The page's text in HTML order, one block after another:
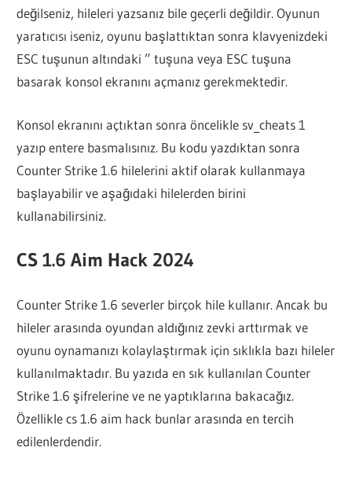
değilseniz, hileleri yazsanız bile geçerli değildir. Oyunun
yaratıcısı iseniz, oyunu başlattıktan sonra klavyenizdeki
ESC tuşunun altındaki ” tuşuna veya ESC tuşuna
basarak konsol ekranını açmanız gerekmektedir.
Konsol ekranını açtıktan sonra öncelikle sv_cheats 1
yazıp entere basmalısınız. Bu kodu yazdıktan sonra
Counter Strike 1.6 hilelerini aktif olarak kullanmaya
başlayabilir ve aşağıdaki hilelerden birini
kullanabilirsiniz.
CS 1.6 Aim Hack 2024
Counter Strike 1.6 severler birçok hile kullanır. Ancak bu
hileler arasında oyundan aldığınız zevki arttırmak ve
oyunu oynamanızı kolaylaştırmak için sıklıkla bazı hileler
kullanılmaktadır. Bu yazıda en sık kullanılan Counter
Strike 1.6 şifrelerine ve ne yaptıklarına bakacağız.
Özellikle cs 1.6 aim hack bunlar arasında en tercih
edilenlerdendir.